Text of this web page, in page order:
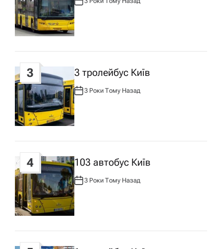
п
и
с
у
А
Т
О
Р
:
3 3 тролейбус Київ
А
В
Т
О
Р
:
3 Роки Тому Назад
4 103 автобус Київ
А
В
Т
О
Р
:
3 Роки Тому Назад